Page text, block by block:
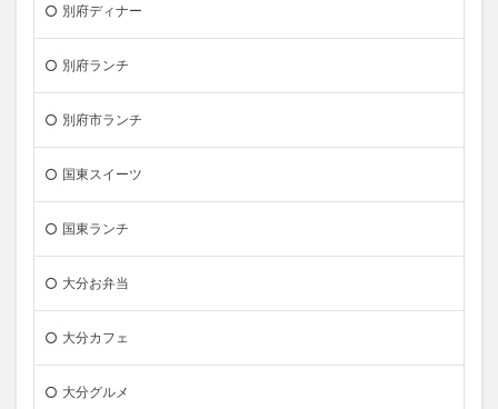
別府ディナー
別府ランチ
別府市ランチ
国東スイーツ
国東ランチ
大分お弁当
大分カフェ
大分グルメ